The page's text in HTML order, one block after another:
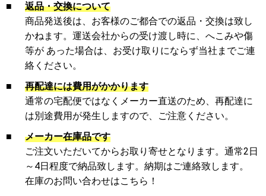
■
返品・交換について
商品発送後は、お客様のご都合での返品・交換は致し
かねます。運送会社からの受け渡し時に、へこみや傷
等が あった場合は、お受け取りにならず当社までご連
絡ください。
■
再配達には費用がかかります
通常の宅配便ではなくメーカー直送のため、再配達に
は別途費用が発生しますので、ご注意ください。
■
メーカー在庫品です
ご注文いただいてからお取り寄せとなります。通常2日
～4日程度で納品致します。納期はご連絡致します。
在庫のお問い合わせはこちら！